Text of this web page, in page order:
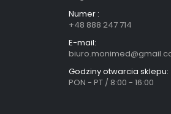
Numer :
+48 888 247 714
E-mail:
Godziny otwarcia sklepu:
PON - PT / 8:00 - 16:00